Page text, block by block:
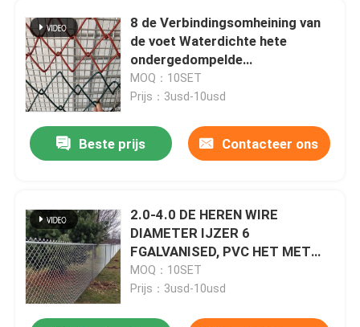
8 de Verbindingsomheining van
de voet Waterdichte hete
ondergedompelde
Gegalvaniseerde Plastiek Met
een laag bedekte Ketting
MOQ：10SET
Prijs：3usd-10usd
Beste prijs Contacteer ons
2.0-4.0 DE HEREN WIRE
DIAMETER IJZER 6
FGALVANISED, PVC HET MET
EEN LAAG BEDEKTE
KETTINGSverbinding
MOQ：10SET
Prijs：3usd-10usd